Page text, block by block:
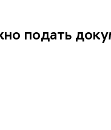
подать